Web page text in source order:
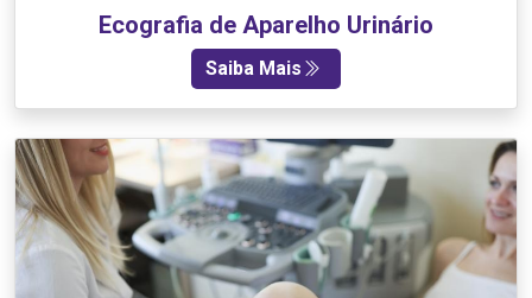
Ecografia de Aparelho Urinário
Saiba Mais